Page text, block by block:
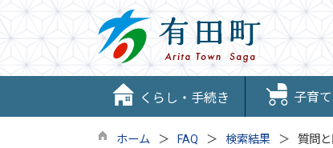
くらし・手続き 子育
ホーム FAQ 検索結果 質問